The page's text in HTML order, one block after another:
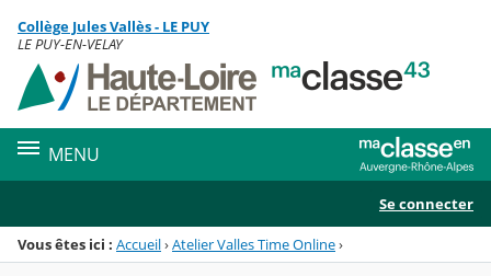
Menu de la rubrique
Contenu
Collège Jules Vallès - LE PUY
LE PUY-EN-VELAY
MENU
Se connecter
Vous êtes ici : Accueil›Atelier Valles Time Online›